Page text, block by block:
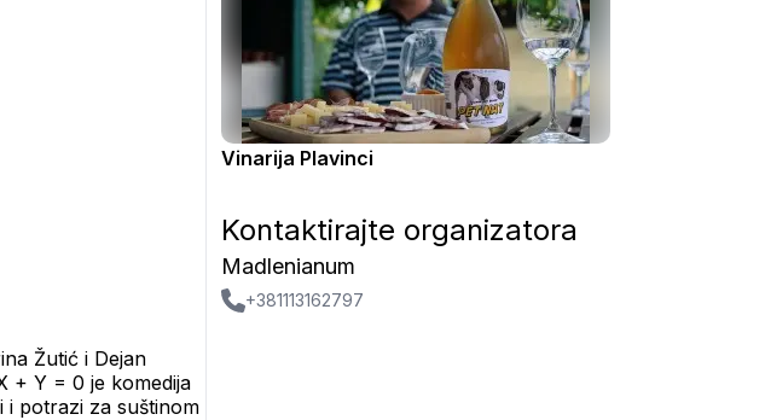
Žutić i Dejan
+ Y = 0 je komedija
i potrazi za suštinom
Vinarija Plavinci
Kontaktirajte organizatora
Madlenianum
+381113162797